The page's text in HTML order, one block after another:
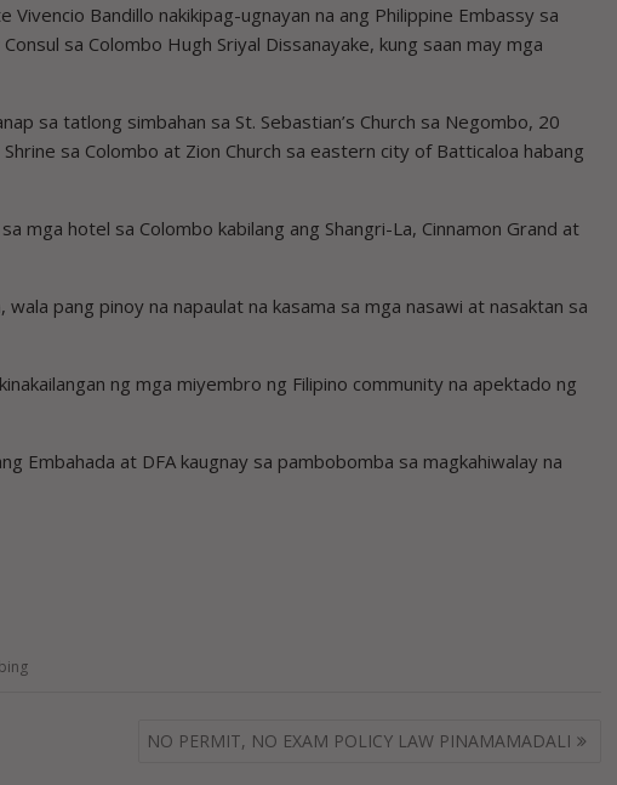
Bandillo nakikipag-ugnayan na ang Philippine Embassy sa
sa Colombo Hugh Sriyal Dissanayake, kung saan may mga
sa tatlong simbahan sa St. Sebastian’s Church sa Negombo, 20
sa Colombo at Zion Church sa eastern city of Batticaloa habang
mga hotel sa Colombo kabilang ang Shangri-La, Cinnamon Grand at
pang pinoy na napaulat na kasama sa mga nasawi at nasaktan sa
ng mga miyembro ng Filipino community na apektado ng
Embahada at DFA kaugnay sa pambobomba sa magkahiwalay na
NO PERMIT, NO EXAM POLICY LAW PINAMAMADALI